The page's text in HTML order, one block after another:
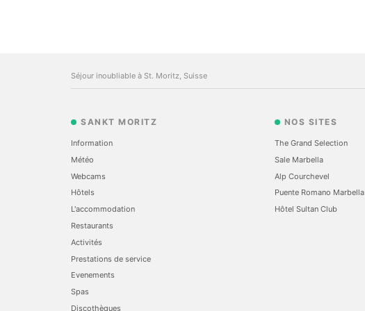
Séjour inoubliable à St. Moritz, Suisse
SANKT MORITZ
Information
Météo
Webcams
Hôtels
L'accommodation
Restaurants
Activités
Prestations de service
Evеnements
Spas
Discothèques
NOS SITES
The Grand Selection
Sale Marbella
Alp Courchevel
Puente Romano Marbella
Hôtel Sultan Club